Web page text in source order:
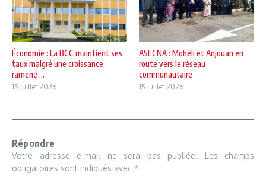
Économie : La BCC maintient ses
taux malgré une croissance
ramené ...
15 juillet 2026
ASECNA : Mohéli et Anjouan en
route vers le réseau
communautaire
15 juillet 2026
Répondre
Votre adresse e-mail ne sera pas publiée.
Les champs
obligatoires sont indiqués avec *